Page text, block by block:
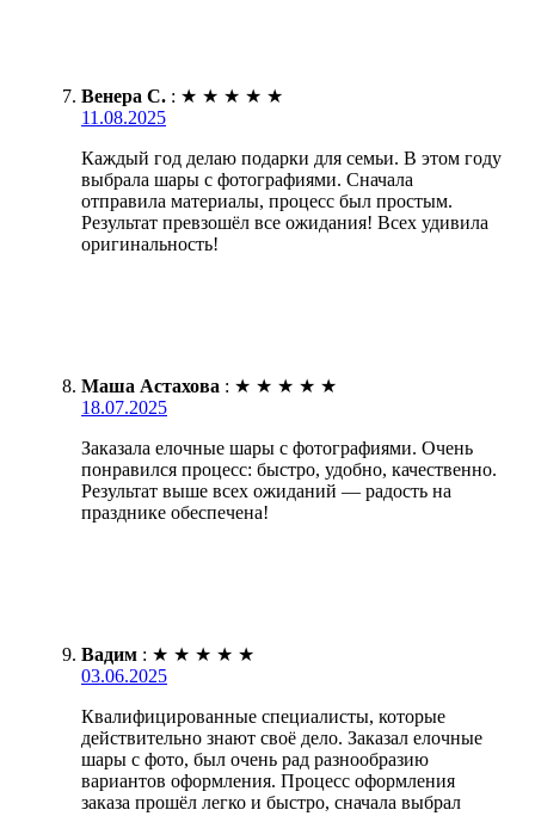
Венера С. : ★ ★ ★ ★ ★
11.08.2025
Каждый год делаю подарки для семьи. В этом году
выбрала шары с фотографиями. Сначала
отправила материалы, процесс был простым.
Результат превзошёл все ожидания! Всех удивила
оригинальность!
Маша Астахова : ★ ★ ★ ★ ★
18.07.2025
Заказала елочные шары с фотографиями. Очень
понравился процесс: быстро, удобно, качественно.
Результат выше всех ожиданий — радость на
празднике обеспечена!
Вадим : ★ ★ ★ ★ ★
03.06.2025
Квалифицированные специалисты, которые
действительно знают своё дело. Заказал елочные
шары с фото, был очень рад разнообразию
вариантов оформления. Процесс оформления
заказа прошёл легко и быстро, сначала выбрал